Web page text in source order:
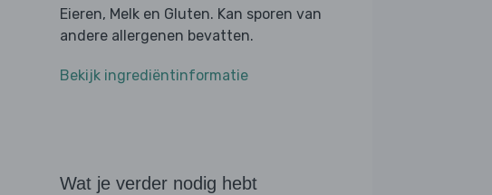
Eieren, Melk en Gluten. Kan sporen van
andere allergenen bevatten.
Bekijk ingrediëntinformatie
Wat je verder nodig hebt